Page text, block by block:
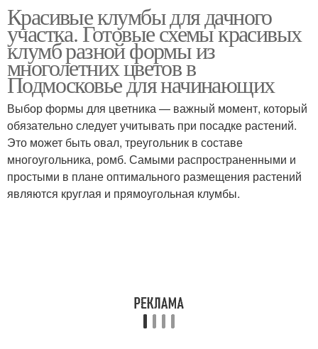
Успешная клумба
Красивые клумбы для дачного
участка. Готовые схемы красивых
клумб разной формы из
многолетних цветов в
Подмосковье для начинающих
Выбор формы для цветника — важный момент, который
обязательно следует учитывать при посадке растений.
Это может быть овал, треугольник в составе
многоугольника, ромб. Самыми распространенными и
простыми в плане оптимального размещения растений
являются круглая и прямоугольная клумбы.